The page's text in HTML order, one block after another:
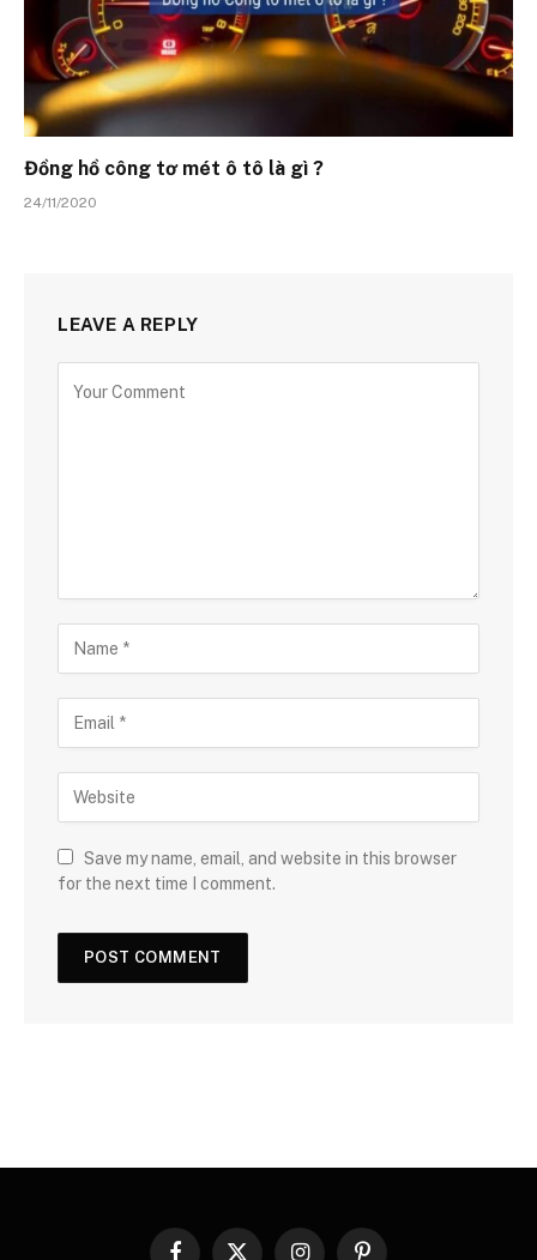
Đồng hồ công tơ mét ô tô là gì ?
24/11/2020
LEAVE A REPLY
Save my name, email, and website in this browser
for the next time I comment.